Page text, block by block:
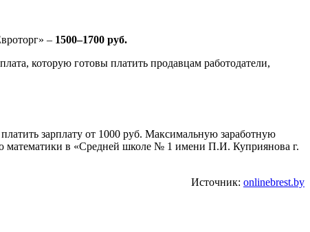
– 1500–1700 руб.
которую готовы платить продавцам работодатели,
зарплату от 1000 руб. Максимальную заработную
математики в «Средней школе № 1 имени П.И. Куприянова г.
Источник: onlinebrest.by